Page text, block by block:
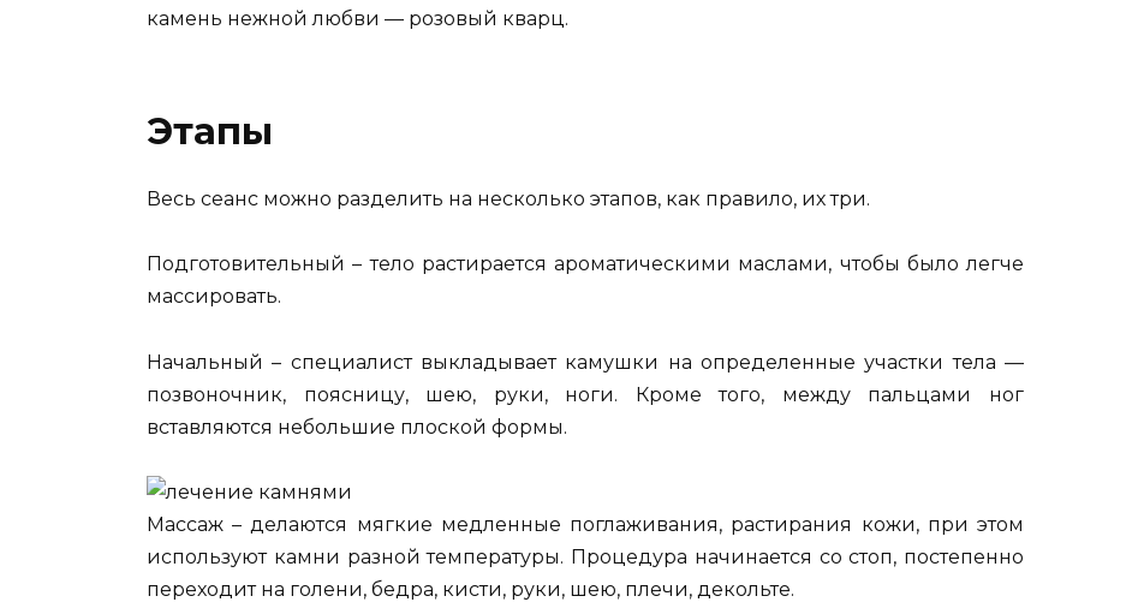
камень нежной любви — розовый кварц.
Этапы
Весь сеанс можно разделить на несколько этапов, как правило, их три.
Подготовительный – тело растирается ароматическими маслами, чтобы было легче
массировать.
Начальный – специалист выкладывает камушки на определенные участки тела —
позвоночник, поясницу, шею, руки, ноги. Кроме того, между пальцами ног
вставляются небольшие плоской формы.
Массаж – делаются мягкие медленные поглаживания, растирания кожи, при этом
используют камни разной температуры. Процедура начинается со стоп, постепенно
переходит на голени, бедра, кисти, руки, шею, плечи, декольте.